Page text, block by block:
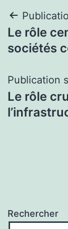
de
Le rôle
sociétés
Publication
Le rôle
Rechercher